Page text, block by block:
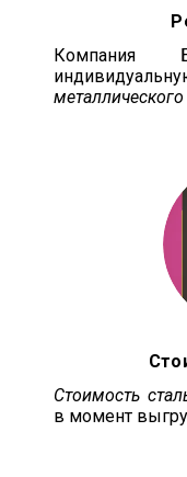
Компания
Стоимость
в момент